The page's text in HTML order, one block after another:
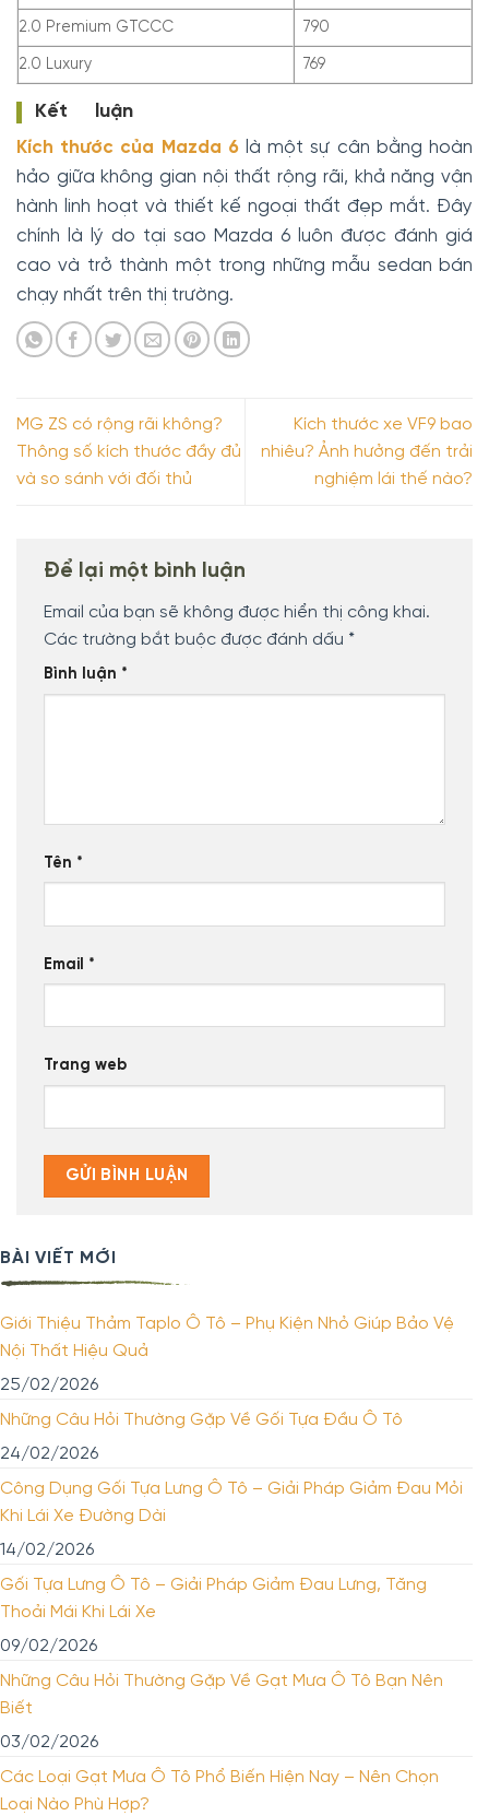
2.0 Premium GTCCC 790
2.0 Luxury 769
Kết luận
Kích thước của Mazda 6là một sự cân bằng hoàn
hảo giữa không gian nội thất rộng rãi, khả năng vận
hành linh hoạt và thiết kế ngoại thất đẹp mắt. Đây
chính là lý do tại sao Mazda 6 luôn được đánh giá
cao và trở thành một trong những mẫu sedan bán
chạy nhất trên thị trường.
MG ZS có rộng rãi không?
Thông số kích thước đầy đủ
và so sánh với đối thủ
Kích thước xe VF9 bao
nhiêu? Ảnh hưởng đến trải
nghiệm lái thế nào?
Để lại một bình luận
Email của bạn sẽ không được hiển thị công khai.
Các trường bắt buộc được đánh dấu *
Bình luận *
Tên *
Email *
Trang web
BÀI VIẾT MỚI
Giới Thiệu Thảm Taplo Ô Tô – Phụ Kiện Nhỏ Giúp Bảo Vệ
Nội Thất Hiệu Quả
25/02/2026
Những Câu Hỏi Thường Gặp Về Gối Tựa Đầu Ô Tô
24/02/2026
Công Dụng Gối Tựa Lưng Ô Tô – Giải Pháp Giảm Đau Mỏi
Khi Lái Xe Đường Dài
14/02/2026
Gối Tựa Lưng Ô Tô – Giải Pháp Giảm Đau Lưng, Tăng
Thoải Mái Khi Lái Xe
09/02/2026
Những Câu Hỏi Thường Gặp Về Gạt Mưa Ô Tô Bạn Nên
Biết
03/02/2026
Các Loại Gạt Mưa Ô Tô Phổ Biến Hiện Nay – Nên Chọn
Loại Nào Phù Hợp?